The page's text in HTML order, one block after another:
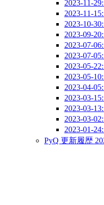
2023-11-
2023-11-
2023-10-
2023-09-
2023-07-
2023-07-
2023-05-
2023-05-
2023-04-
2023-03-
2023-03-
2023-03-
2023-01-
PyQ 更新履歴